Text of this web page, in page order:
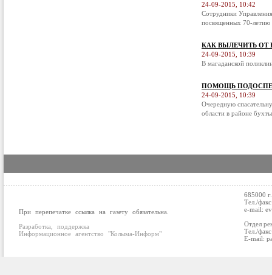
24-09-2015, 10:42
Сотрудники
посвященных 70-летию
КАК ВЫЛЕЧИТЬ ОТ
24-09-2015, 10:39
В магаданской
ПОМОЩЬ
24-09-2015, 10:39
Очередную
области в районе
При перепечатке ссылка на газету обязательна.
Разработка, поддержка
Информационное агентство "Колыма-Информ"
685000
Тел./
e-mail:
Отдел
Тел./
E-mail: